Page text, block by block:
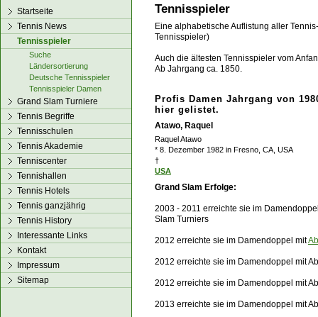
Tennisspieler
Eine alphabetische Auflistung aller
Tennisspieler)
Auch die ältesten Tennisspieler vom
Ab Jahrgang ca. 1850.
Profis Damen Jahrgang von
hier gelistet.
Atawo, Raquel
Raquel Atawo
* 8. Dezember 1982 in Fresno, CA, USA
†
USA
Grand Slam Erfolge:
2003 - 2011 erreichte sie im
Slam Turniers
2012 erreichte sie im Damendoppel mit
2012 erreichte sie im Damendoppel mit
2012 erreichte sie im Damendoppel mit
2013 erreichte sie im Damendoppel mit
Startseite
Tennis News
Tennisspieler
Suche
Ländersortierung
Deutsche Tennisspieler
Tennisspieler Damen
Grand Slam Turniere
Tennis Begriffe
Tennisschulen
Tennis Akademie
Tenniscenter
Tennishallen
Tennis Hotels
Tennis ganzjährig
Tennis History
Interessante Links
Kontakt
Impressum
Sitemap